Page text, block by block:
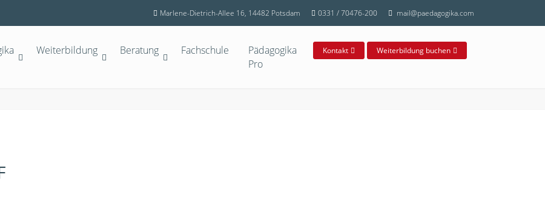
Marlene-Dietrich-Allee 16, 14482 Potsdam 0331 / 70476-200 mail@paedagogika.com
Weiterbildung Beratung Fachschule
Pädagogika
Pro
Kontakt Weiterbildung buchen